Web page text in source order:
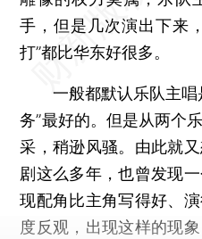
手，但是几次演出下来
打”都比华东好很多。
一般都默认乐队主唱
务”最好的。但是从两个
采，稍逊风骚。由此就
剧这么多年，也曾发现
现配角比主角写得好、
度反观，出现这样的现